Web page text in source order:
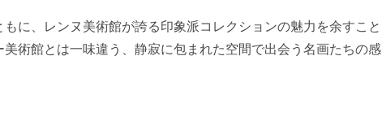
に、レンヌ美術館が誇る印象派コレクションの魅力を余すこと
術館とは一味違う、静寂に包まれた空間で出会う名画たちの感